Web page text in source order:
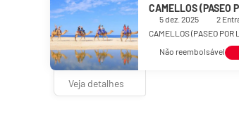
Saboreie uma deliciosa refeição no um
limitado). Mate sua sede com sua bebida
As comodidades presentes incluem um
instalações para eventos, como um centro
local.
CAMELLOS (PASEO
5 dez. 2025 2
CAMELLOS (PASEO POR
Não reembolsável
Veja detalhes